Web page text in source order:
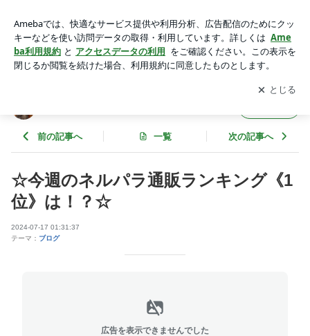
公式ブログアプリをダウンロードして ブログの更新通知
を受け取りまし
ょう。
開く
前の記事へ 一覧 次の記事へ
☆今週のネルパラ通販ランキング《1
位》は！？☆
2024-07-17 01:31:37
テーマ： ブログ
広告を表示できませんでした